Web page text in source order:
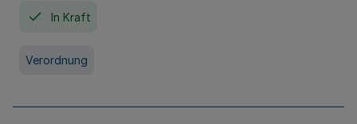
In Kraft
Verordnung